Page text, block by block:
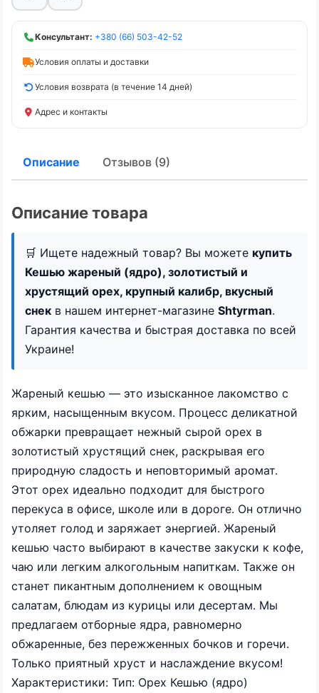
Консультант: +380 (66) 503-42-52
Условия оплаты и доставки
Условия возврата (в течение 14 дней)
Адрес и контакты
Описание Отзывов (9)
Описание товара
🛒 Ищете надежный товар? Вы можете купить
Кешью жареный (ядро), золотистый и
хрустящий орех, крупный калибр, вкусный
снек в нашем интернет-магазине Shtyrman.
Гарантия качества и быстрая доставка по всей
Украине!
Жареный кешью — это изысканное лакомство с
ярким, насыщенным вкусом. Процесс деликатной
обжарки превращает нежный сырой орех в
золотистый хрустящий снек, раскрывая его
природную сладость и неповторимый аромат.
Этот орех идеально подходит для быстрого
перекуса в офисе, школе или в дороге. Он отлично
утоляет голод и заряжает энергией. Жареный
кешью часто выбирают в качестве закуски к кофе,
чаю или легким алкогольным напиткам. Также он
станет пикантным дополнением к овощным
салатам, блюдам из курицы или десертам. Мы
предлагаем отборные ядра, равномерно
обжаренные, без пережженных бочков и горечи.
Только приятный хруст и наслаждение вкусом!
Характеристики: Тип: Орех Кешью (ядро)